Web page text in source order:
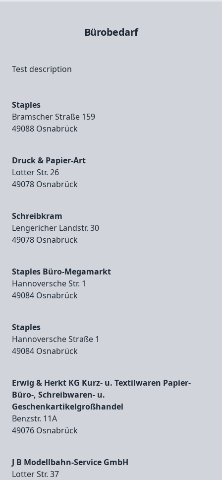
Bürobedarf
Test description
Staples
Bramscher Straße 159
49088 Osnabrück
Druck & Papier-Art
Lotter Str. 26
49078 Osnabrück
Schreibkram
Lengericher Landstr. 30
49078 Osnabrück
Staples Büro-Megamarkt
Hannoversche Str. 1
49084 Osnabrück
Staples
Hannoversche Straße 1
49084 Osnabrück
Erwig & Herkt KG Kurz- u. Textilwaren Papier-
Büro-, Schreibwaren- u.
Geschenkartikelgroßhandel
Benzstr. 11A
49076 Osnabrück
J B Modellbahn-Service GmbH
Lotter Str. 37